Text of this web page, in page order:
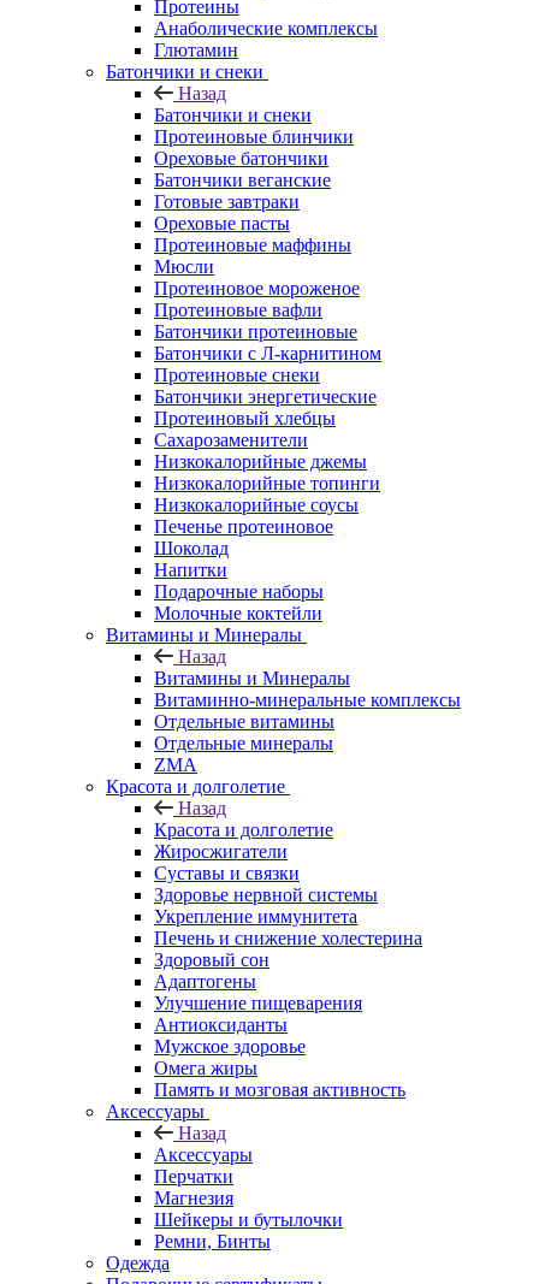
Протеины
Анаболические комплексы
Глютамин
Батончики и снеки
Назад
Батончики и снеки
Протеиновые блинчики
Ореховые батончики
Батончики веганские
Готовые завтраки
Ореховые пасты
Протеиновые маффины
Мюсли
Протеиновое мороженое
Протеиновые вафли
Батончики протеиновые
Батончики с Л-карнитином
Протеиновые снеки
Батончики энергетические
Протеиновый хлебцы
Сахарозаменители
Низкокалорийные джемы
Низкокалорийные топинги
Низкокалорийные соусы
Печенье протеиновое
Шоколад
Напитки
Подарочные наборы
Молочные коктейли
Витамины и Минералы
Назад
Витамины и Минералы
Витаминно-минеральные комплексы
Отдельные витамины
Отдельные минералы
ZMA
Красота и долголетие
Назад
Красота и долголетие
Жиросжигатели
Суставы и связки
Здоровье нервной системы
Укрепление иммунитета
Печень и снижение холестерина
Здоровый сон
Адаптогены
Улучшение пищеварения
Антиоксиданты
Мужское здоровье
Омега жиры
Память и мозговая активность
Аксессуары
Назад
Аксессуары
Перчатки
Магнезия
Шейкеры и бутылочки
Ремни, Бинты
Одежда